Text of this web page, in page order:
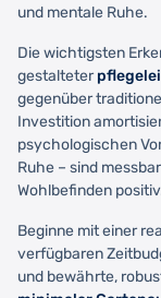
und mentale Ruhe.
Die wichtigsten
gestalteter
gegenüber
Investition
psychologischen
Ruhe – sind
Wohlbefinden
Beginne mit einer
verfügbaren
und bewährte,